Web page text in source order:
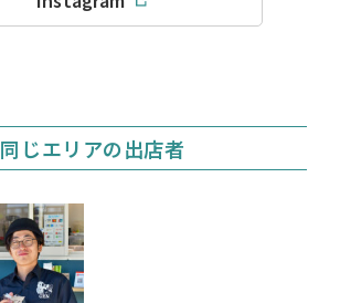
同じエリアの出店者